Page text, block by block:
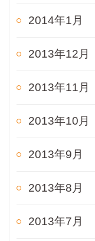
2014年1月
2013年12月
2013年11月
2013年10月
2013年9月
2013年8月
2013年7月